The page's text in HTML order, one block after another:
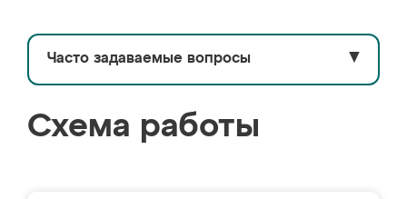
Часто задаваемые вопросы ▼
Схема работы